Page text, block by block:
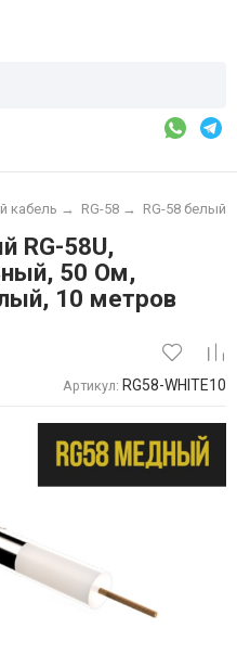
кабель → RG-58 → RG-58 белый
RG-58U,
50 Ом,
10 метров
Артикул: RG58-WHITE10